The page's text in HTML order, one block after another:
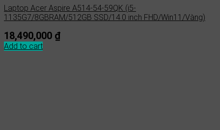
Laptop Acer Aspire A514-54-59QK (i5-
1135G7/8GBRAM/512GB SSD/14.0 inch FHD/Win11/Vàng)
18,490,000 ₫
Add to cart